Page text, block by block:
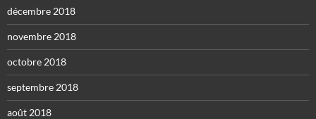
décembre 2018
novembre 2018
octobre 2018
septembre 2018
août 2018